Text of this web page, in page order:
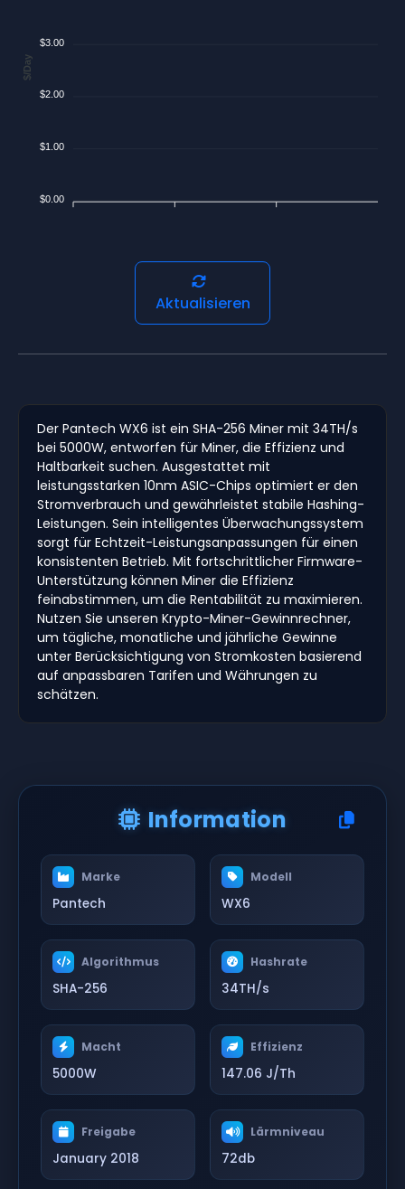
$3.00
$2.00
$1.00
$0.00
$/Day
Aktualisieren
Der Pantech WX6 ist ein SHA-256 Miner mit 34TH/s
bei 5000W, entworfen für Miner, die Effizienz und
Haltbarkeit suchen. Ausgestattet mit
leistungsstarken 10nm ASIC-Chips optimiert er den
Stromverbrauch und gewährleistet stabile Hashing-
Leistungen. Sein intelligentes Überwachungssystem
sorgt für Echtzeit-Leistungsanpassungen für einen
konsistenten Betrieb. Mit fortschrittlicher Firmware-
Unterstützung können Miner die Effizienz
feinabstimmen, um die Rentabilität zu maximieren.
Nutzen Sie unseren Krypto-Miner-Gewinnrechner,
um tägliche, monatliche und jährliche Gewinne
unter Berücksichtigung von Stromkosten basierend
auf anpassbaren Tarifen und Währungen zu
schätzen.
Information
Marke
Pantech
Modell
WX6
Algorithmus
SHA-256
Hashrate
34TH/s
Macht
5000W
Effizienz
147.06 J/Th
Freigabe
January 2018
Lärmniveau
72db